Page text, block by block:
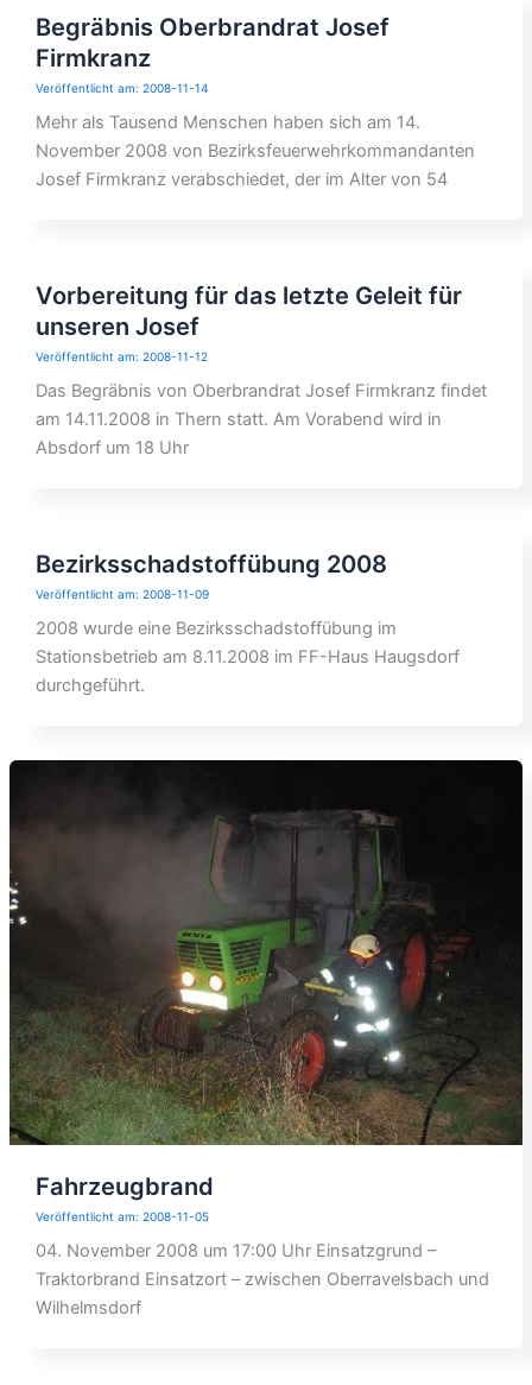
Begräbnis Oberbrandrat Josef
Firmkranz
2008-11-14
Mehr als Tausend Menschen haben sich am 14.
November 2008 von Bezirksfeuerwehrkommandanten
Josef Firmkranz verabschiedet, der im Alter von 54
Vorbereitung für das letzte Geleit für
unseren Josef
2008-11-12
Das Begräbnis von Oberbrandrat Josef Firmkranz findet
am 14.11.2008 in Thern statt. Am Vorabend wird in
Absdorf um 18 Uhr
Bezirksschadstoffübung 2008
2008-11-09
2008 wurde eine Bezirksschadstoffübung im
Stationsbetrieb am 8.11.2008 im FF-Haus Haugsdorf
durchgeführt.
Fahrzeugbrand
2008-11-05
04. November 2008 um 17:00 Uhr Einsatzgrund –
Traktorbrand Einsatzort – zwischen Oberravelsbach und
Wilhelmsdorf